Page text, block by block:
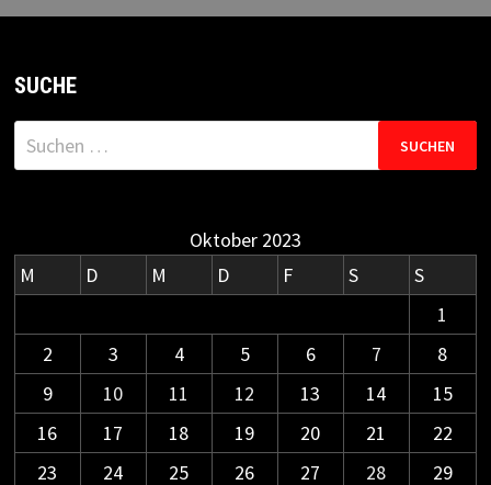
SUCHE
Suchen
nach:
Oktober 2023
M
D M D F S
S
1
2
3 4 5 6 7
8
9
10 11 12 13 14
15
16
17 18 19 20 21
22
23
24 25 26 27 28
29